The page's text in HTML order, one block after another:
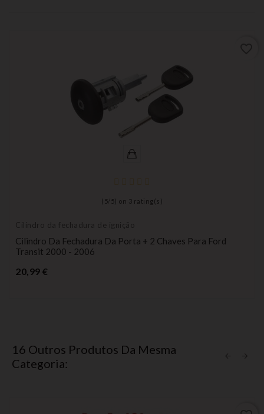
( 5/ 5) on 3 rating(s)
Cilindro da fechadura de ignição
Cilindro Da Fechadura Da Porta + 2 Chaves Para Ford
Transit 2000 - 2006
20,99 €
16 Outros Produtos Da Mesma
Categoria: